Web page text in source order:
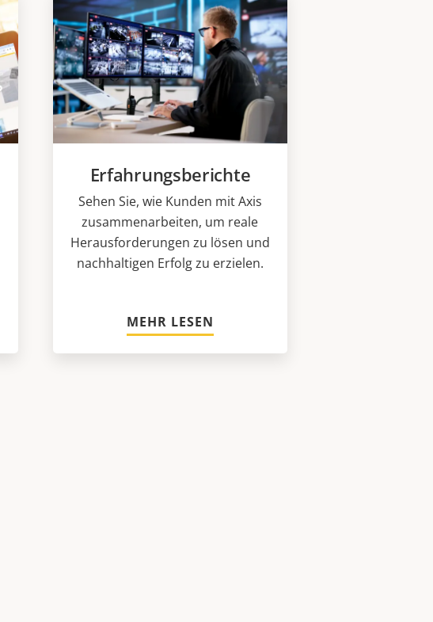
Erfahrungsberichte
Sehen Sie, wie Kunden mit Axis
zusammenarbeiten, um reale
Herausforderungen zu lösen und
nachhaltigen Erfolg zu erzielen.
MEHR LESEN